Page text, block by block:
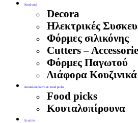
Κουζινικά
Decora
Ηλεκτρικές
Φόρμες σιλικόνης
Cutters –
Φόρμες Παγωτού
Διάφορα Κουζινικά
Κουταλοπίρουνα & Food picks
Food picks
Κουταλοπίρουνα
EcoLife